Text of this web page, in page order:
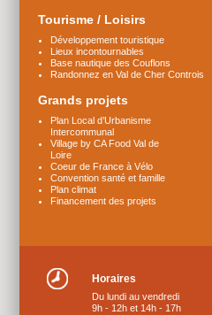
Tourisme / Loisirs
Développement touristique
Lieux incontournables
Base nautique des Couflons
Randonnez en Val de Cher Controis
Grands projets
Plan Local d’Urbanisme
Intercommunal
Village by CA Food Val de
Loire
Coeur de France à Vélo
Convention santé et famille
Plan climat
Financement des projets
Horaires
Du lundi au vendredi
9h - 12h et 14h - 17h